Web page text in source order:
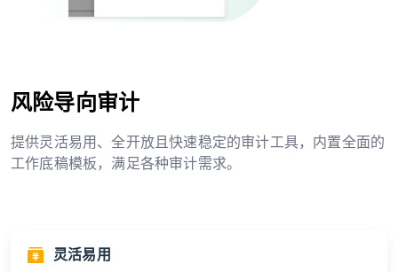
风险导向审计
提供灵活易用、全开放且快速稳定的审计工具，内置全面的
工作底稿模板，满足各种审计需求。
灵活易用